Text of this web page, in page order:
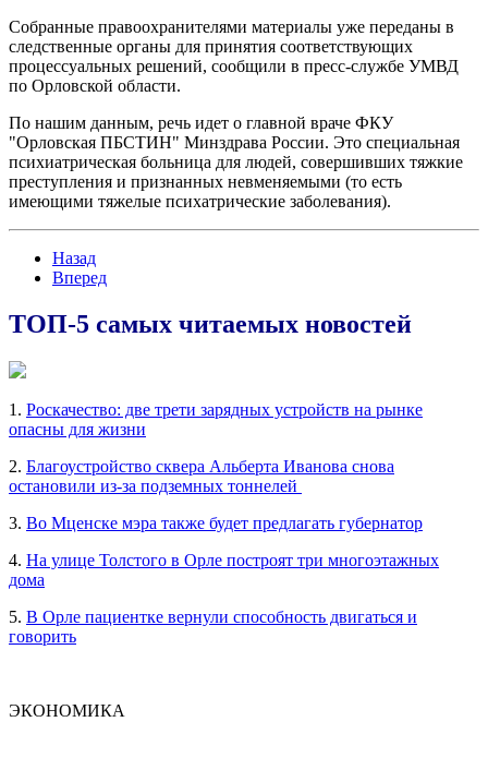
Собранные правоохранителями материалы уже переданы в
следственные органы для принятия соответствующих
процессуальных решений, сообщили в пресс-службе УМВД
по Орловской области.
По нашим данным, речь идет о главной враче ФКУ
"Орловская ПБСТИН" Минздрава России. Это специальная
психиатрическая больница для людей, совершивших тяжкие
преступления и признанных невменяемыми (то есть
имеющими тяжелые психатрические заболевания).
Назад
Вперед
ТОП-5 самых читаемых новостей
1. Роскачество: две трети зарядных устройств на рынке
опасны для жизни
2. Благоустройство сквера Альберта Иванова снова
остановили из-за подземных тоннелей
3. Во Мценске мэра также будет предлагать губернатор
4. На улице Толстого в Орле построят три многоэтажных
дома
5. В Орле пациентке вернули способность двигаться и
говорить
ЭКОНОМИКА